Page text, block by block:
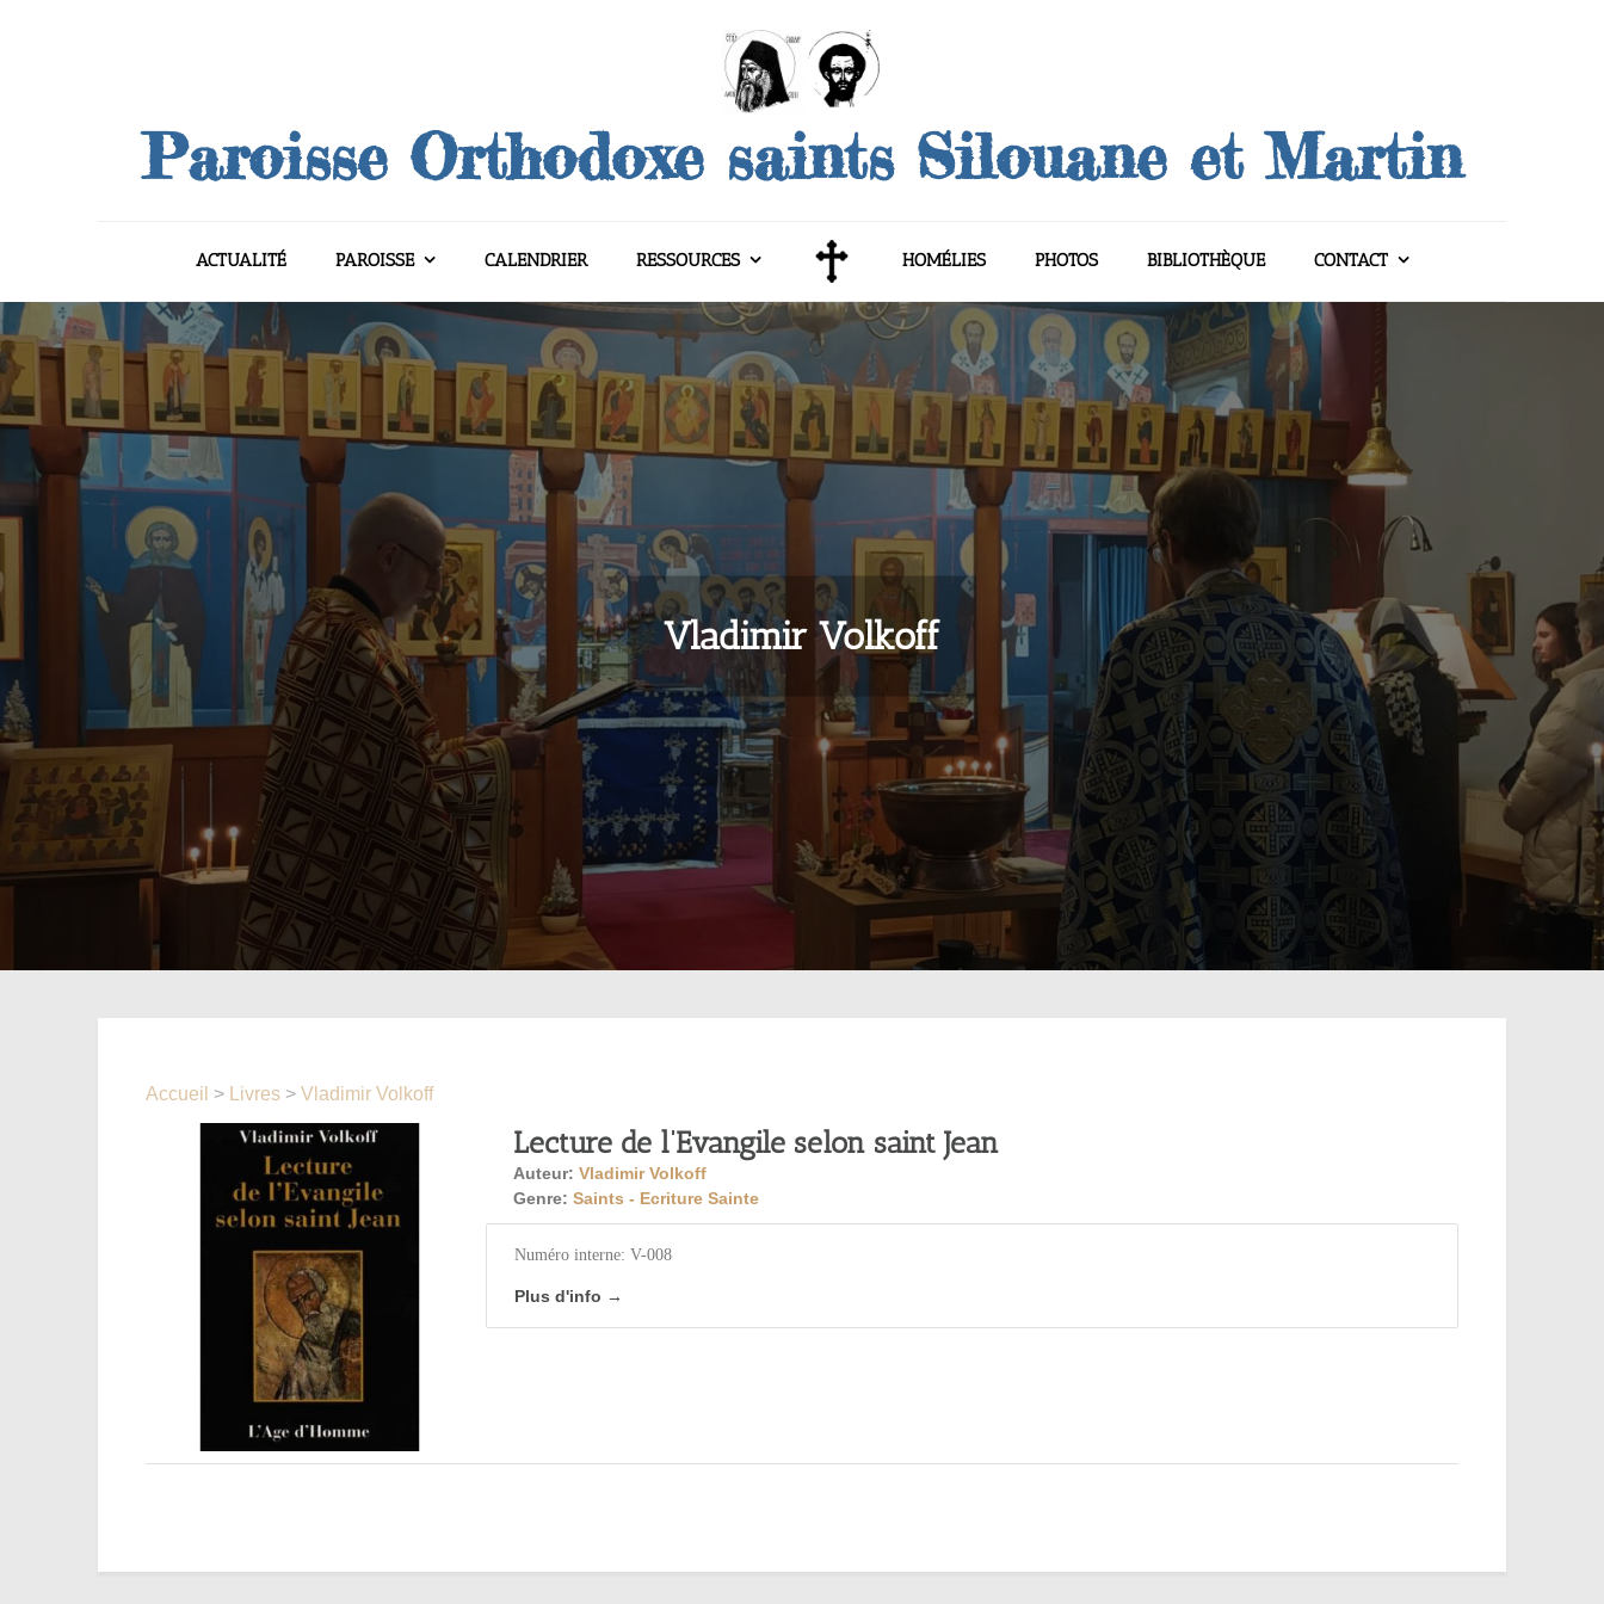
Paroisse Orthodoxe saints Silouane et Martin
ACTUALITÉ PAROISSE CALENDRIER RESSOURCES HOMÉLIES PHOTOS BIBLIOTHÈQUE CONTACT
Vladimir Volkoff
Accueil > Livres > Vladimir Volkoff
Lecture de l’Evangile selon saint Jean
Auteur: Vladimir Volkoff
Genre: Saints - Ecriture Sainte
Numéro interne: V-008
Plus d'info →